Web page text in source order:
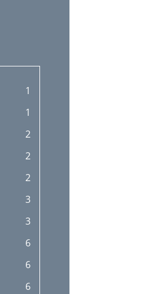
1
1
2
2
2
3
3
6
6
6